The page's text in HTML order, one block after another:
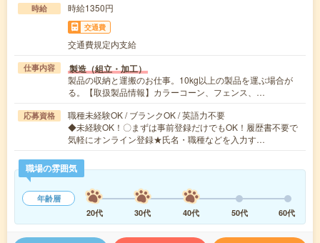
時給 時給1350円
交通費
交通費規定内支給
仕事内容 製造（組立・加工）
製品の収納と運搬のお仕事。10kg以上の製品を運ぶ場合が
る。【取扱製品情報】カラーコーン、フェンス、…
応募資格
職種未経験OK / ブランクOK / 英語力不要
◆未経験OK！〇まずは事前登録だけでもOK！履歴書不要で
気軽にオンライン登録★氏名・職種などを入力す…
職場の雰囲気
年齢層
20代
30代 40代 50代 60代